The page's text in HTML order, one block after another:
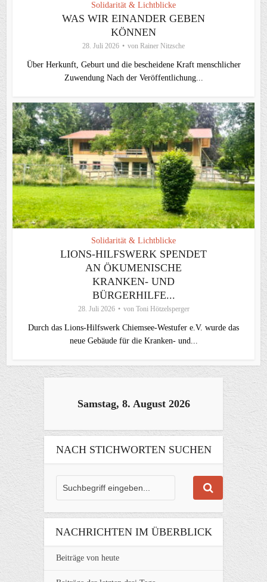
Solidarität & Lichtblicke
WAS WIR EINANDER GEBEN
KÖNNEN
28. Juli 2026 von Rainer Nitzsche
Über Herkunft, Geburt und die bescheidene Kraft menschlicher
Zuwendung Nach der Veröffentlichung...
Solidarität & Lichtblicke
LIONS-HILFSWERK SPENDET
AN ÖKUMENISCHE
KRANKEN- UND
BÜRGERHILFE...
28. Juli 2026 von Toni Hötzelsperger
Durch das Lions-Hilfswerk Chiemsee-Westufer e.V. wurde das
neue Gebäude für die Kranken- und...
Samstag, 8. August 2026
NACH STICHWORTEN SUCHEN
NACHRICHTEN IM ÜBERBLICK
Beiträge von heute